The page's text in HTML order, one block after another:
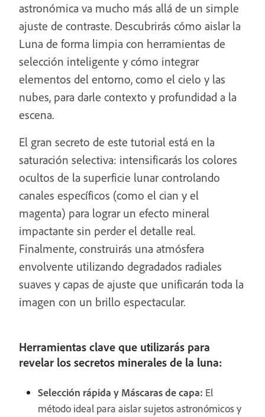
astronómica va mucho más allá de un simple
ajuste de contraste. Descubrirás cómo aislar la
Luna de forma limpia con herramientas de
selección inteligente y cómo integrar
elementos del entorno, como el cielo y las
nubes, para darle contexto y profundidad a la
escena.
El gran secreto de este tutorial está en la
saturación selectiva: intensificarás los colores
ocultos de la superficie lunar controlando
canales específicos (como el cian y el
magenta) para lograr un efecto mineral
impactante sin perder el detalle real.
Finalmente, construirás una atmósfera
envolvente utilizando degradados radiales
suaves y capas de ajuste que unificarán toda la
imagen con un brillo espectacular.
Herramientas clave que utilizarás para
revelar los secretos minerales de la luna:
Selección rápida y Máscaras de capa: El
método ideal para aislar sujetos astronómicos y